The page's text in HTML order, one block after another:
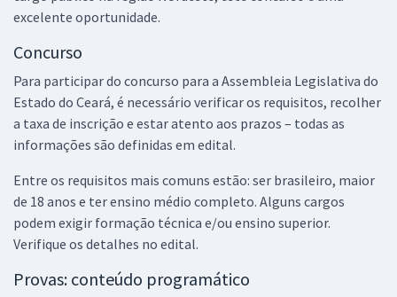
ALECE - Assembleia Legislativa do Estado do Ceará - Cargo 18:
Analista Legislativo - Estatística (Pós-Edital)
ou 12x de R$31,92
Economize R$ 95,76 (-20%)
Comprar
excelente oportunidade.
Concurso
Para participar do concurso para a Assembleia Legislativa do
Estado do Ceará, é necessário verificar os requisitos, recolher
a taxa de inscrição e estar atento aos prazos – todas as
informações são definidas em edital.
Entre os requisitos mais comuns estão: ser brasileiro, maior
de 18 anos e ter ensino médio completo. Alguns cargos
podem exigir formação técnica e/ou ensino superior.
Verifique os detalhes no edital.
Provas: conteúdo programático